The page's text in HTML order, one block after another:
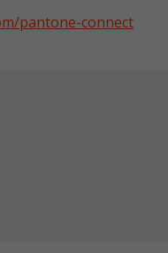
pantone-connect